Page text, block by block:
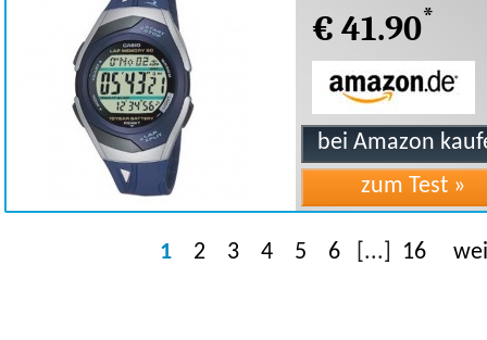
€ 41.90*
1 2 3 4 5 6 [...] 16